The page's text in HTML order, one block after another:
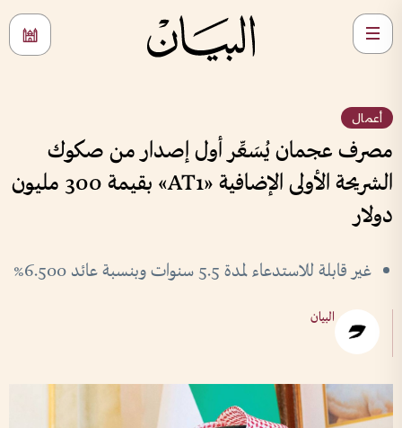
أعمال
مصرف عجمان يُسَعِّر أول إصدار من صكوك
الشريحة الأولى الإضافية «AT1» بقيمة 300 مليون
دولار
غير قابلة للاستدعاء لمدة 5.5 سنوات وبنسبة عائد 6.500%
البيان